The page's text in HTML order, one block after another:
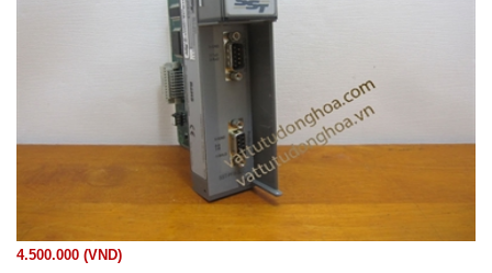
4.500.000 (VND)